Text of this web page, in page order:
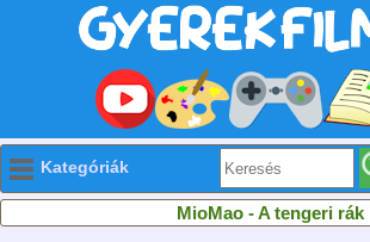
Kategóriák
MioMao - A tengeri rák